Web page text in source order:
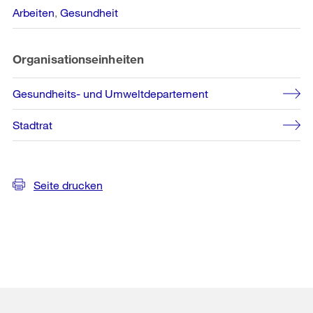
Arbeiten Gesundheit
Organisationseinheiten
Gesundheits- und Umweltdepartement
Stadtrat
Seite drucken